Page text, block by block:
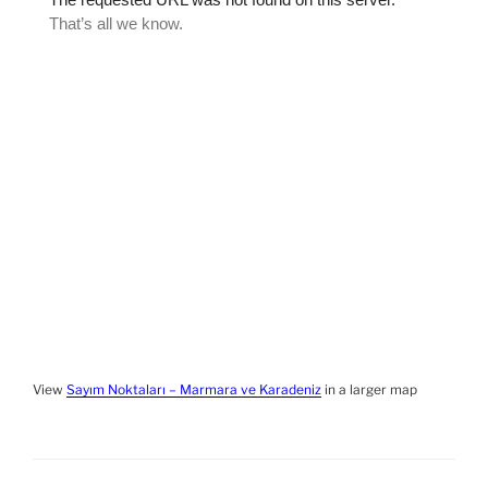
View Sayım Noktaları – Marmara ve Karadeniz in a larger map